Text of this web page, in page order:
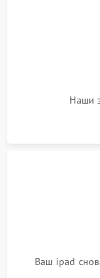
Наши
Ваш ipad